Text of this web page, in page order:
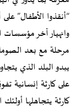
“أنقذوا الأطفال”
وانهيار آخر مؤسسات
مرحلة مع بعد
يبدو البلد الذي
على كارثة إنسانية
كارثة يتجاهلها